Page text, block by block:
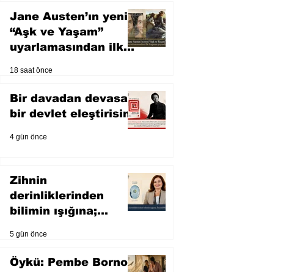
Jane Austen’ın yeni
“Aşk ve Yaşam”
uyarlamasından ilk
18 saat önce
Bir davadan devasa
bir devlet eleştirisine
4 gün önce
Zihnin
derinliklerinden
bilimin ışığına;
5 gün önce
Öykü: Pembe Bornoz